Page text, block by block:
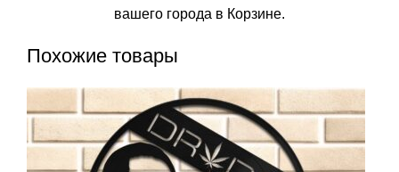
вашего города в Корзине.
Похожие товары